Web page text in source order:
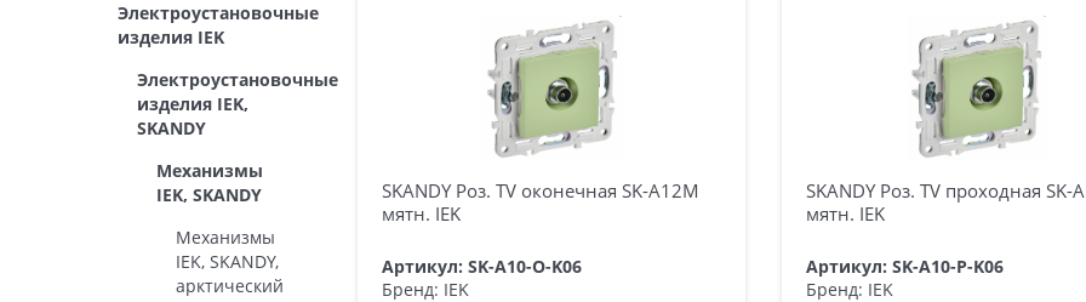
Электроустановочные
изделия IEK
Электроустановочные
изделия IEK,
SKANDY
Механизмы
IEK, SKANDY
Механизмы
IEK, SKANDY,
арктический
SKANDY Роз. TV оконечная SK-A12M
мятн. IEK
Артикул: SK-A10-O-K06
Бренд: IEK
SKANDY Роз. TV проходная SK-
мятн. IEK
Артикул: SK-A10-P-K06
Бренд: IEK